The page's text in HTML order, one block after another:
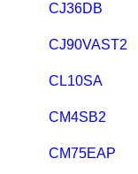
CJ36DB
CJ90VAST2
CL10SA
CM4SB2
CM75EAP